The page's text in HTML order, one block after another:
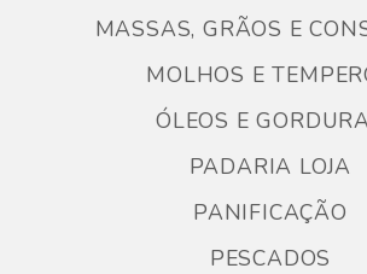
MASSAS, GRÃOS E
MOLHOS E
ÓLEOS E
PADARIA LOJA
PANIFICAÇÃO
PESCADOS